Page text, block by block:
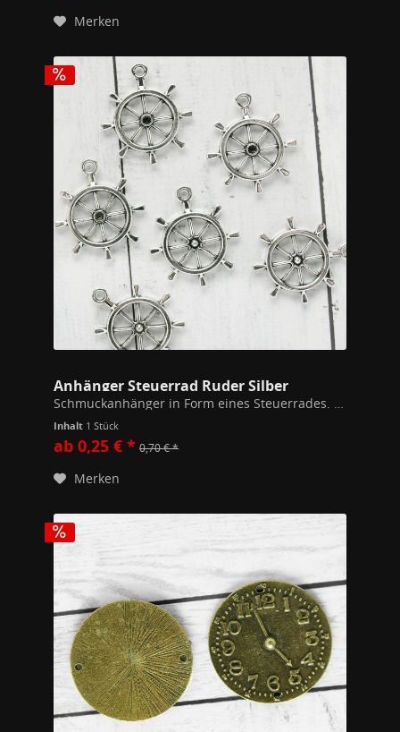
Merken
Anhänger Steuerrad Ruder Silber
Schmuckanhänger in Form eines Steuerrades. Dunkle Silberfarbe ("Metall") 28mm x 25mm breit Hochwertiges Modeschmuckmaterial (Kupfer/Zink Legierung). Alle unsere Schmuckstücke unterschreiten die gem. der EU Richtlinien festgesetzten Werte...
Inhalt 1 Stück
ab 0,25 € * 0,70 € *
Merken